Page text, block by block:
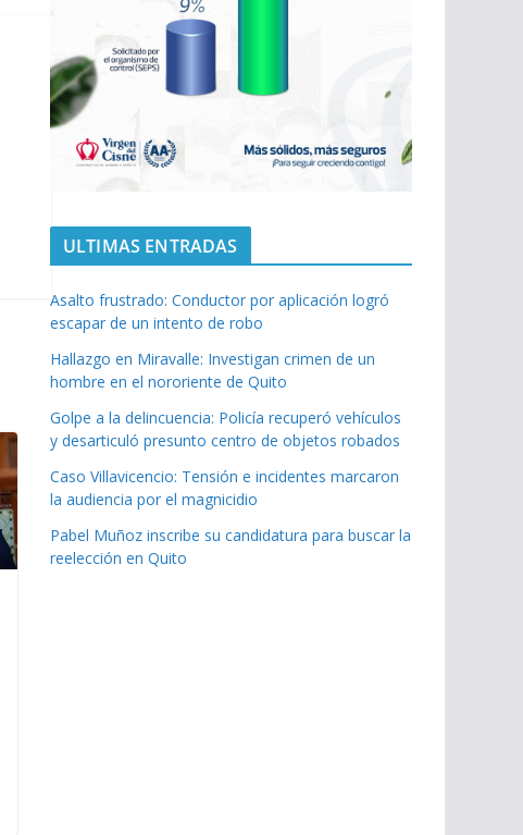
ULTIMAS ENTRADAS
Asalto frustrado: Conductor por aplicación logró
escapar de un intento de robo
Hallazgo en Miravalle: Investigan crimen de un
hombre en el nororiente de Quito
Golpe a la delincuencia: Policía recuperó vehículos
y desarticuló presunto centro de objetos robados
Caso Villavicencio: Tensión e incidentes marcaron
la audiencia por el magnicidio
Pabel Muñoz inscribe su candidatura para buscar la
reelección en Quito